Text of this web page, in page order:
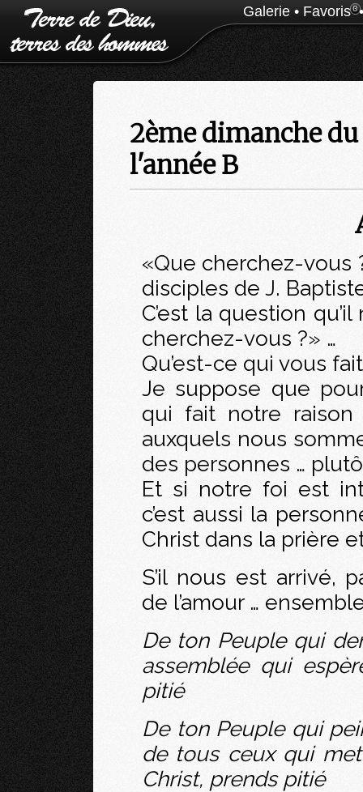
Galerie • Favoris0
2ème dimanche
l'année B
«Que cherchez-vous
disciples de J.
C’est la question
cherchez-vous ?» …
Qu’est-ce qui vous
Je suppose que
qui fait notre
auxquels nous
des personnes …
Et si notre foi est
c’est aussi la
Christ dans la prière
S’il nous est arrivé,
de l’amour …
De ton Peuple qui
assemblée qui
pitié
De ton Peuple qui
de tous ceux qui
Christ, prends pitié